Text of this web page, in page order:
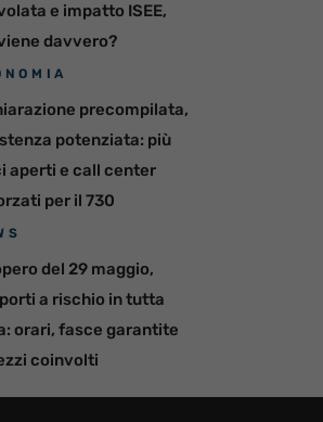
e impatto ISEE,
davvero?
precompilata,
potenziata: più
aperti e call center
per il 730
del 29 maggio,
a rischio in tutta
orari, fasce garantite
coinvolti